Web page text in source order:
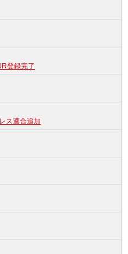
登録完了
ス適合追加